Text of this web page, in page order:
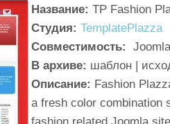
Название: TP Fashion
Студия: TemplatePlazza
Совместимость:
В архиве: шаблон |
Описание: Fashion
a fresh color combination